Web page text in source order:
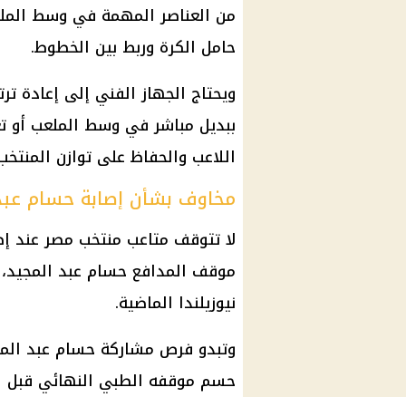
من العناصر المهمة في وسط
حامل الكرة وربط بين الخطوط.
ويحتاج الجهاز الفني إلى إعادة
ببديل مباشر في وسط الملعب أو
اللاعب والحفاظ على توازن
مخاوف بشأن إصابة حسام
لا تتوقف متاعب منتخب مصر عند
موقف المدافع حسام عبد
نيوزيلندا الماضية.
وتبدو فرص مشاركة حسام عبد
حسم موقفه الطبي النهائي قبل